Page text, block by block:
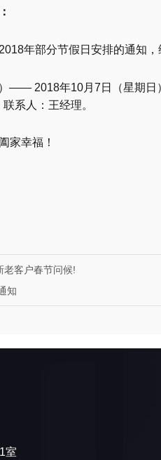
年部分节假日安排的通知，
—— 2018年10月7日（星期日
系人：王经理。
家幸福！
老客户春节问候!
知
室